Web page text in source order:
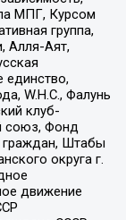
МПГ, Курсом
группа,
Алля-Аят,
единство,
W.H.С., Фалунь
клуб-
союз, Фонд
Штабы
округа г.
движение